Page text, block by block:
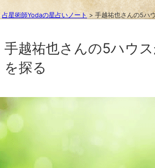
占星術師Yodaの星占いノート > 手越祐也さんの5ハ
手越祐也さんの5ハウ
を探る